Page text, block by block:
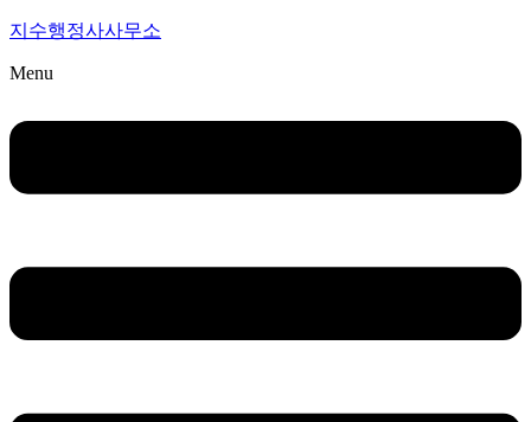
지수행정사사무소
Menu